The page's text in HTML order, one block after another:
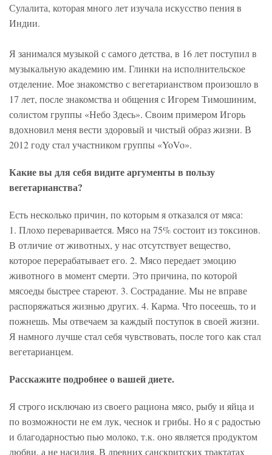
Сулалита, которая много лет изучала искусство пения в
Индии.
Я занимался музыкой с самого детства, в 16 лет поступил в
музыкальную академию им. Глинки на исполнительское
отделение. Мое знакомство с вегетарианством произошло в
17 лет, после знакомства и общения с Игорем Тимошиним,
солистом группы «Небо Здесь». Своим примером Игорь
вдохновил меня вести здоровый и чистый образ жизни. В
2012 году стал участником группы «YoVo».
Какие вы для себя видите аргументы в пользу
вегетарианства?
Есть несколько причин, по которым я отказался от мяса:
1. Плохо переваривается. Мясо на 75% состоит из токсинов.
В отличие от животных, у нас отсутствует вещество,
которое перерабатывает его. 2. Мясо передает эмоцию
животного в момент смерти. Это причина, по которой
мясоеды быстрее стареют. 3. Сострадание. Мы не вправе
распоряжаться жизнью других. 4. Карма. Что посеешь, то и
пожнешь. Мы отвечаем за каждый поступок в своей жизни.
Я намного лучше стал себя чувствовать, после того как стал
вегетарианцем.
Расскажите подробнее о вашей диете.
Я строго исключаю из своего рациона мясо, рыбу и яйца и
по возможности не ем лук, чеснок и грибы. Но я с радостью
и благодарностью пью молоко, т.к. оно является продуктом
любви, а не насилия. В древних санскритских трактатах